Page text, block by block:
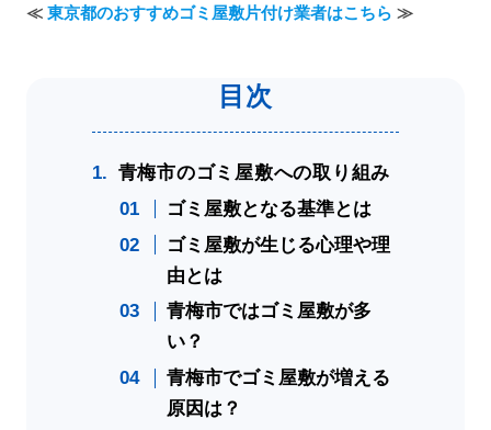
≪ 東京都のおすすめゴミ屋敷片付け業者はこちら ≫
青梅市のゴミ屋敷への取り組み
ゴミ屋敷となる基準とは
ゴミ屋敷が生じる心理や理
由とは
青梅市ではゴミ屋敷が多
い？
青梅市でゴミ屋敷が増える
原因は？